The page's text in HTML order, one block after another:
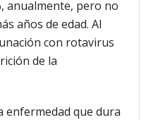
anualmente, pero no
años de edad. Al
con rotavirus
de la
enfermedad que dura